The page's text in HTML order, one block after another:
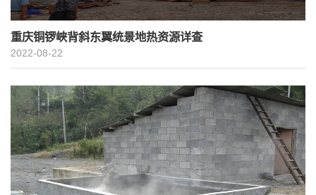
重庆铜锣峡背斜东翼统景地热资源详查
2022-08-22